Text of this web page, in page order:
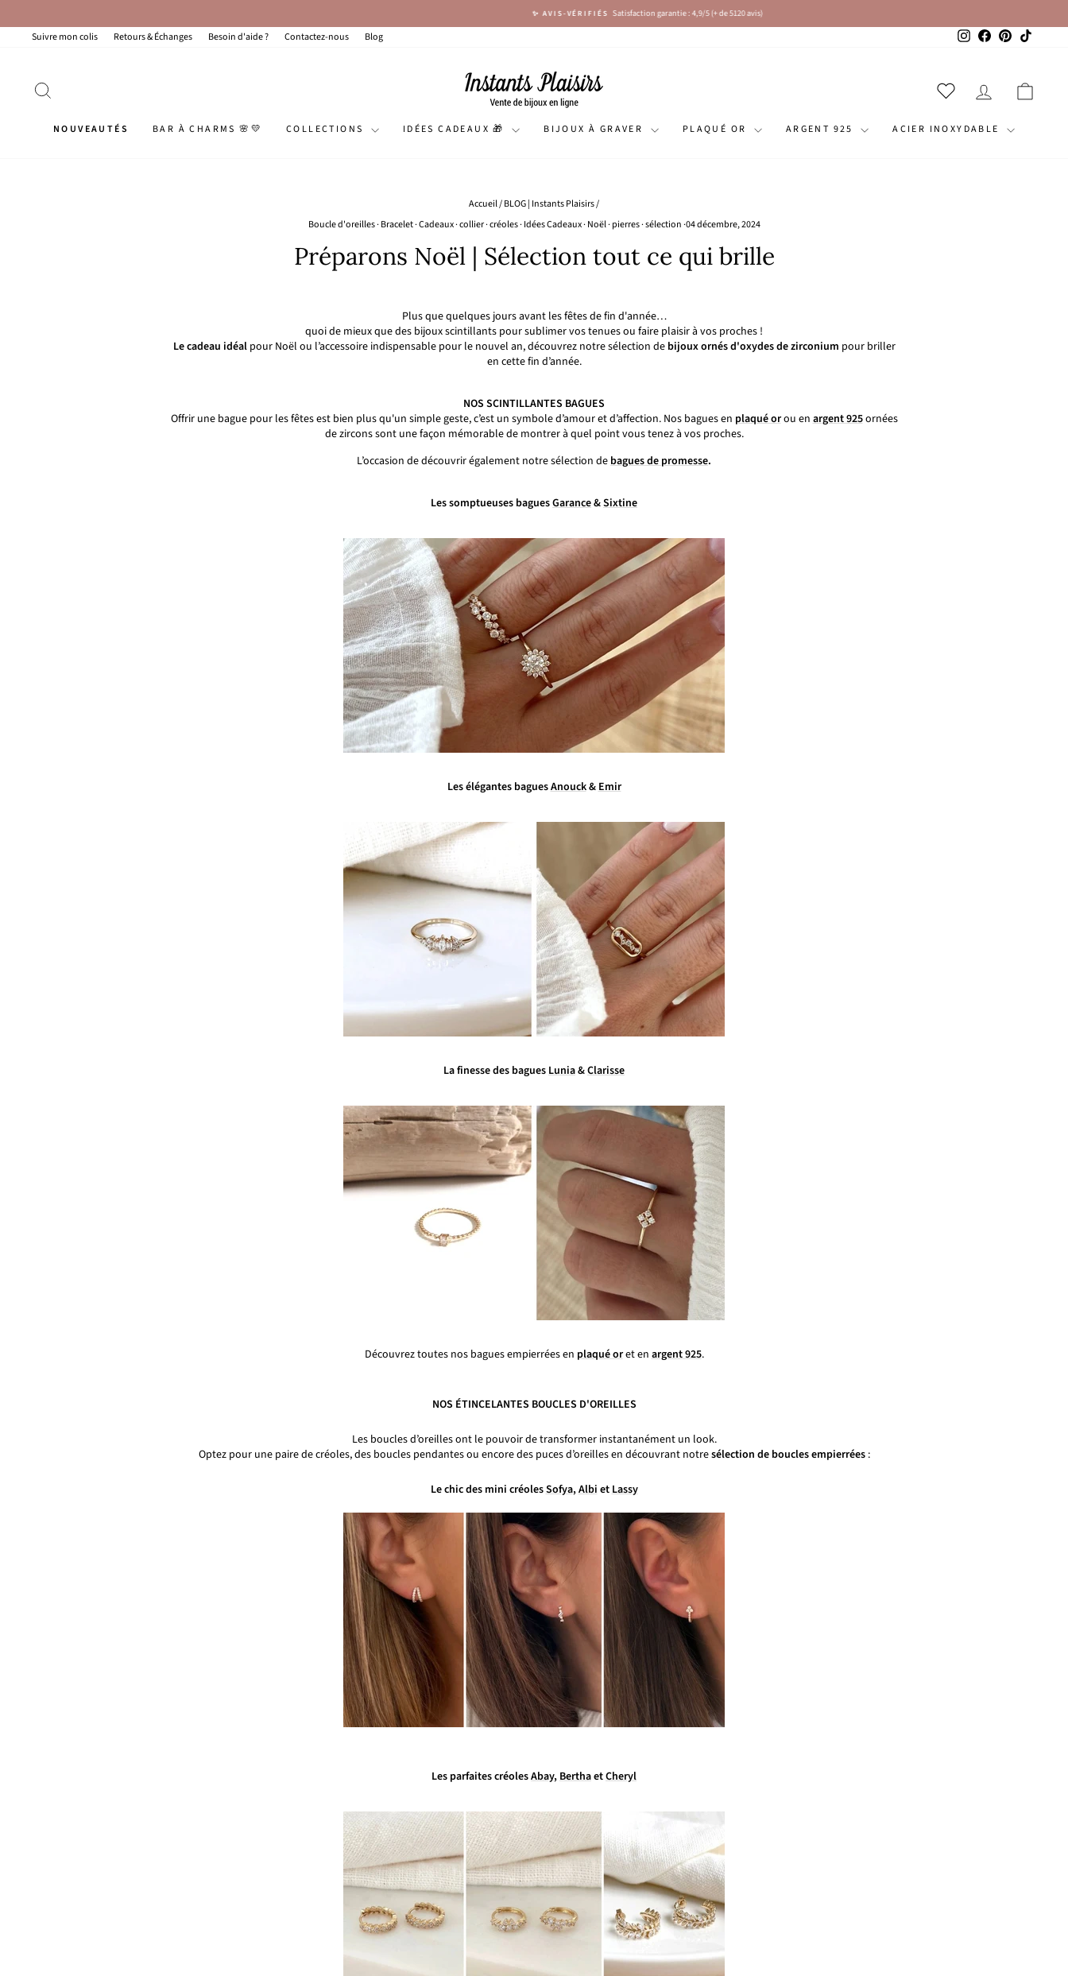
contenu
Diaporama
Satisfaction garantie : 4,9/5 (+ de 5120 avis)
Suivre mon colis Retours & Échanges Besoin d'aide ? Contactez-nous Blog InstagramFacebook
Pinterest
SE
NOUVEAUTÉS BAR À CHARMS 🌸💛 COLLECTIONS IDÉES CADEAUX 🎁 BIJOUX À GRAVER PLAQUÉ OR ARGENT 925 ACIER INOXYDABLE
Accueil/BLOG | Instants Plaisirs/
Boucle d'oreilles·Bracelet·Cadeaux·collier·créoles·Idées Cadeaux·Noël·pierres·sélection·04 décembre, 2024
Préparons Noël | Sélection tout ce qui brille
Plus que quelques jours avant les fêtes de fin d'année…
quoi de mieux que des bijoux scintillants pour sublimer vos tenues ou faire plaisir à vos proches !
Le cadeau idéalpour Noël ou l’accessoire indispensable pour le nouvel an, découvrez notre sélection de bijoux ornés d'oxydes de zirconium pour briller
en cette fin d’année.
NOS SCINTILLANTES BAGUES
Offrir une bague pour les fêtes est bien plus qu'un simple geste, c’est un symbole d’amour et d’affection. Nos bagues en plaqué orou en argent 925ornées
de zircons sont une façon mémorable de montrer à quel point vous tenez à vos proches.
L’occasion de découvrir également notre sélection debagues de promesse.
Les somptueuses baguesGarance&Sixtine
Les élégantes baguesAnouck&Emir
La finesse des baguesLunia&Clarisse
Découvrez toutes nos bagues empierrées en plaqué oret en argent 925.
NOS ÉTINCELANTES BOUCLES D'OREILLES
Les boucles d’oreilles ont le pouvoir de transformer instantanément un look.
Optez pour une paire de créoles, des boucles pendantes ou encore des puces d’oreilles en découvrant notresélection de boucles empierrées:
Le chic des mini créolesSofya,Albi etLassy
Les parfaites créolesAbay,BerthaetCheryl